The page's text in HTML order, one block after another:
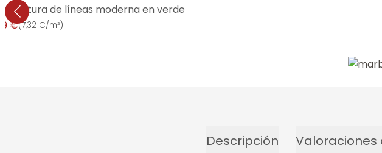
de líneas moderna en verde
€(7,32 €/m²)
Descripción Valoraciones